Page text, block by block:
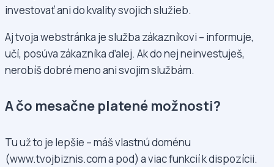
investovať ani do kvality svojich služieb.
Aj tvoja webstránka je služba zákazníkovi – informuje,
učí, posúva zákazníka ďalej. Ak do nej neinvestuješ,
nerobíš dobré meno ani svojim službám.
A čo mesačne platené možnosti?
Tu už to je lepšie – máš vlastnú doménu
(www.tvojbiznis.com a pod) a viac funkcií k dispozícii.